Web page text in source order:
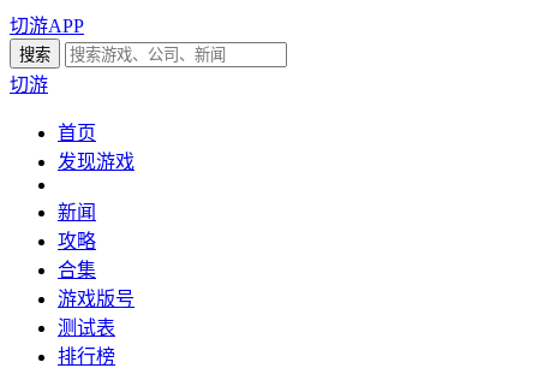
切游APP
切游
首页
发现游戏
新闻
攻略
合集
游戏版号
测试表
排行榜